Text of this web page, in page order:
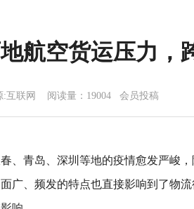
航空货运压力，
:互联网 阅读量：19004 会员投稿
、青岛、深圳等地的疫情愈发严峻
广、频发的特点也直接影响到了物